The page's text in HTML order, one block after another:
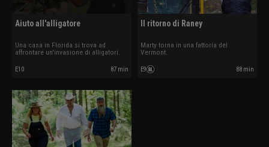
Aiuto all'alligatore
Una casa in Florida si trova ad
affrontare un'invasione di alligatori.
E10 87 min
Il ritorno di Raney
Marty torna in una fattoria del
Vermont.
E9 88 min